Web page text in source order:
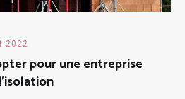
2022
pour une entreprise